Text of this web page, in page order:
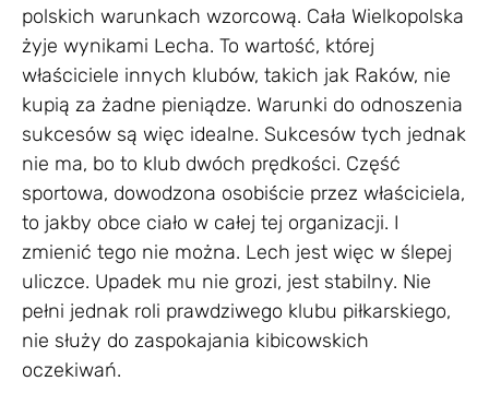
polskich warunkach wzorcową. Cała Wielkopolska
żyje wynikami Lecha. To wartość, której
właściciele innych klubów, takich jak Raków, nie
kupią za żadne pieniądze. Warunki do odnoszenia
sukcesów są więc idealne. Sukcesów tych jednak
nie ma, bo to klub dwóch prędkości. Część
sportowa, dowodzona osobiście przez właściciela,
to jakby obce ciało w całej tej organizacji. I
zmienić tego nie można. Lech jest więc w ślepej
uliczce. Upadek mu nie grozi, jest stabilny. Nie
pełni jednak roli prawdziwego klubu piłkarskiego,
nie służy do zaspokajania kibicowskich
oczekiwań.